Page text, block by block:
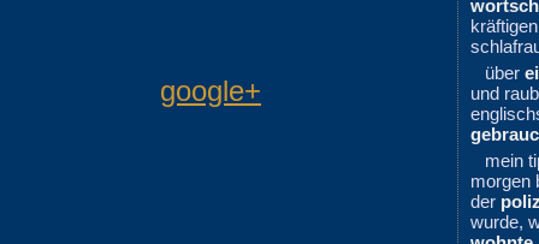
google+
über
und
mein
morgen
der
wurde,